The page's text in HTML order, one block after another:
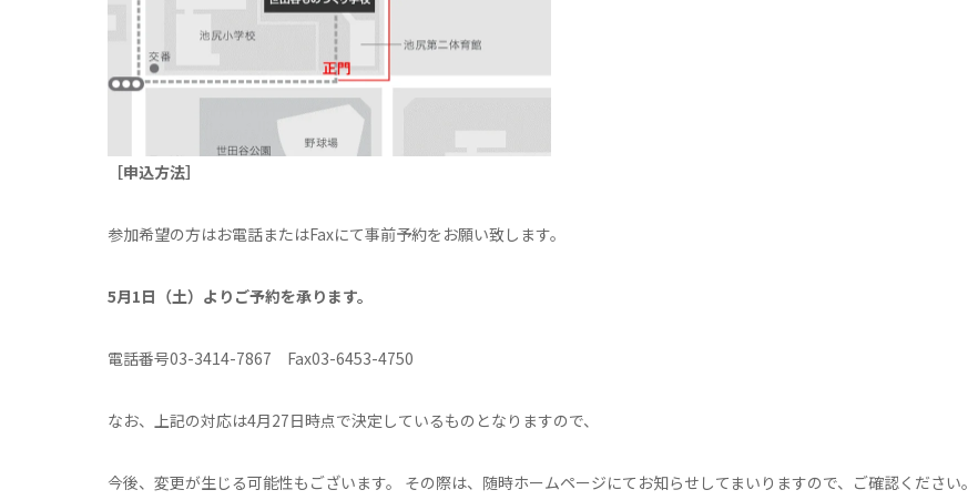
［申込方法］
参加希望の方はお電話またはFaxにて事前予約をお願い致します。
5月1日（土）よりご予約を承ります。
電話番号03-3414-7867 Fax03-6453-4750
なお、上記の対応は4月27日時点で決定しているものとなりますので、
今後、変更が生じる可能性もございます。 その際は、随時ホームページにてお知らせしてまいりますので、ご確認ください。